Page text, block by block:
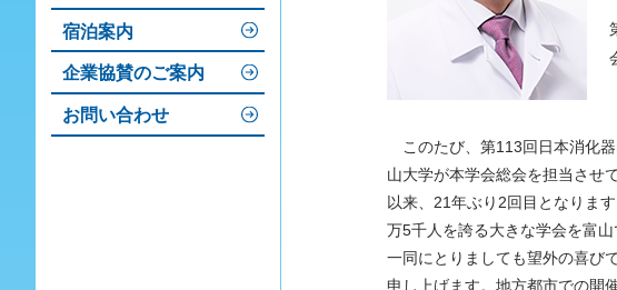
宿泊案内
企業協賛のご案内
お問い合わせ
このたび、第113回日本消化
山大学が本学会総会を担当させ
以来、21年ぶり2回目となりま
万5千人を誇る大きな学会を富
一同にとりましても望外の喜び
申し上げます。地方都市での開